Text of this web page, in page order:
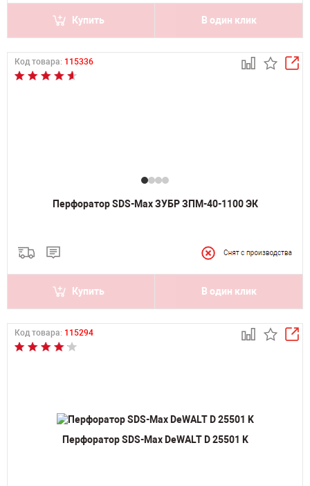
Купить В один клик
Код товара: 115336
Перфоратор SDS-Max ЗУБР ЗПМ-40-1100 ЭК
Купить В один клик
Код товара: 115294
Перфоратор SDS-Max DeWALT D 25501 K